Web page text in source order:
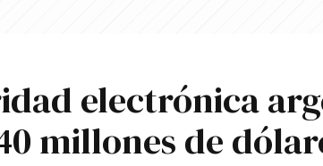
electrónica
millones de